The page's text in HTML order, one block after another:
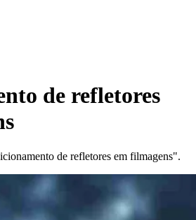
de refletores
de refletores em filmagens".